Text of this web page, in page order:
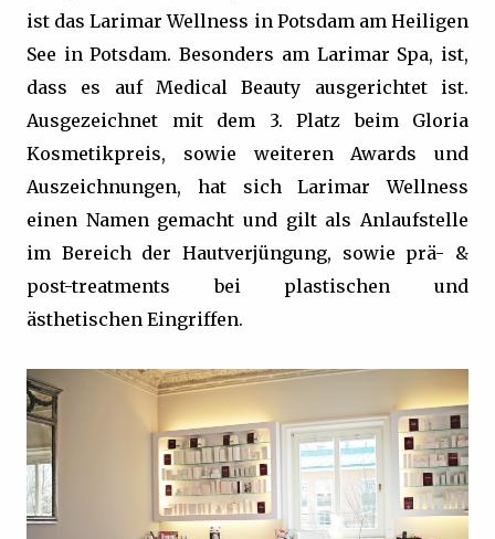
ist das Larimar Wellness in Potsdam am Heiligen
See in Potsdam. Besonders am Larimar Spa, ist,
dass es auf Medical Beauty ausgerichtet ist.
Ausgezeichnet mit dem 3. Platz beim Gloria
Kosmetikpreis, sowie weiteren Awards und
Auszeichnungen, hat sich Larimar Wellness
einen Namen gemacht und gilt als Anlaufstelle
im Bereich der Hautverjüngung, sowie prä- &
post-treatments bei plastischen und
ästhetischen Eingriffen.